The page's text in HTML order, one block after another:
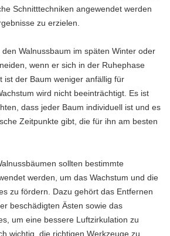
Schnitttechniken angewendet werden
zu erzielen.
Walnussbaum im späten Winter oder
wenn er sich in der Ruhephase
ist der Baum weniger anfällig für
wird nicht beeinträchtigt. Es ist
dass jeder Baum individuell ist und es
Zeitpunkte gibt, die für ihn am besten
sollten bestimmte
werden, um das Wachstum und die
zu fördern. Dazu gehört das Entfernen
beschädigten Ästen sowie das
um eine bessere Luftzirkulation zu
wichtig, die richtigen Werkzeuge zu